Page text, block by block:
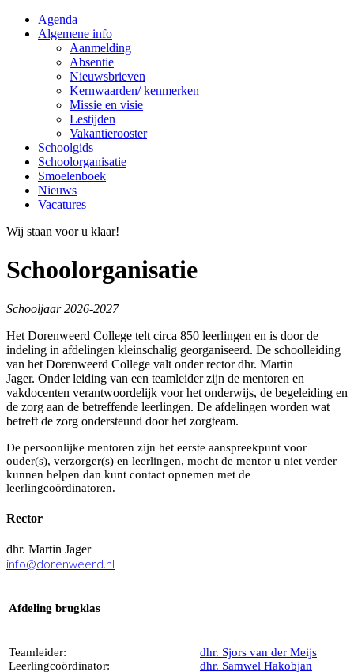
Agenda
Algemene info
Aanmelding
Absentie
Nieuwsbrieven
Kernwaarden/ kenmerken
Missie en visie
Lestijden
Vakantierooster
Schoolgids
Schoolorganisatie
Smoelenboek
Nieuws
Vacatures
Wij staan voor u klaar!
Schoolorganisatie
Schooljaar 2026-2027
Het Dorenweerd College telt circa 850 leerlingen en is door de
indeling in afdelingen kleinschalig georganiseerd. De schoolleiding
van het Dorenweerd College valt onder rector dhr. Martin
Jager. Onder leiding van een teamleider zijn de mentoren en
vakdocenten verantwoordelijk voor het onderwijs, de begeleiding en
de zorg aan de betreffende leerlingen. De afdelingen worden wat
betreft de zorg ondersteund door het zorgteam.
De persoonlijke mentoren zijn het eerste aanspreekpunt voor
ouder(s), verzorger(s) en leerlingen, mocht de mentor u niet verder
kunnen helpen dan kunt contact opnemen met de
leerlingcoördinatoren.
Rector
dhr. Martin Jager
info@dorenweerd.nl
Afdeling brugklas
Teamleider:
Leerlingcoördinator:
dhr. Sjors van der Meijs
dhr. Samwel Hakobjan